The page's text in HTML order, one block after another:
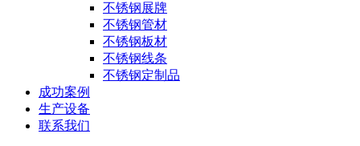
不锈钢展牌
不锈钢管材
不锈钢板材
不锈钢线条
不锈钢定制品
成功案例
生产设备
联系我们